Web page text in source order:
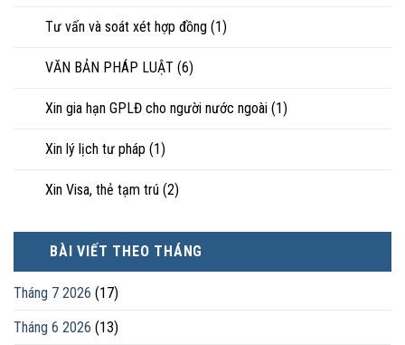
Tư vấn và soát xét hợp đồng (1)
VĂN BẢN PHÁP LUẬT (6)
Xin gia hạn GPLĐ cho người nước ngoài (1)
Xin lý lịch tư pháp (1)
Xin Visa, thẻ tạm trú (2)
BÀI VIẾT THEO THÁNG
Tháng 7 2026 (17)
Tháng 6 2026 (13)